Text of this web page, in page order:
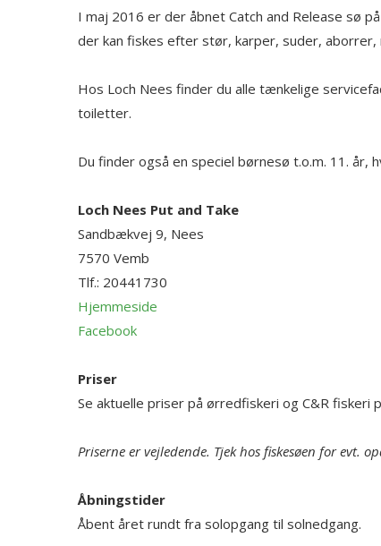
I maj 2016 er der åbnet Catch and Release sø
der kan fiskes efter stør, karper, suder, aborrer,
Hos Loch Nees finder du alle tænkelige
toiletter.
Du finder også en speciel børnesø t.o.m. 11. år,
Loch Nees Put and Take
Sandbækvej 9, Nees
7570 Vemb
Tlf.: 20441730
Hjemmeside
Facebook
Priser
Se aktuelle priser på ørredfiskeri og C&R fiskeri
Priserne er vejledende. Tjek hos fiskesøen for evt.
Åbningstider
Åbent året rundt fra solopgang til solnedgang.